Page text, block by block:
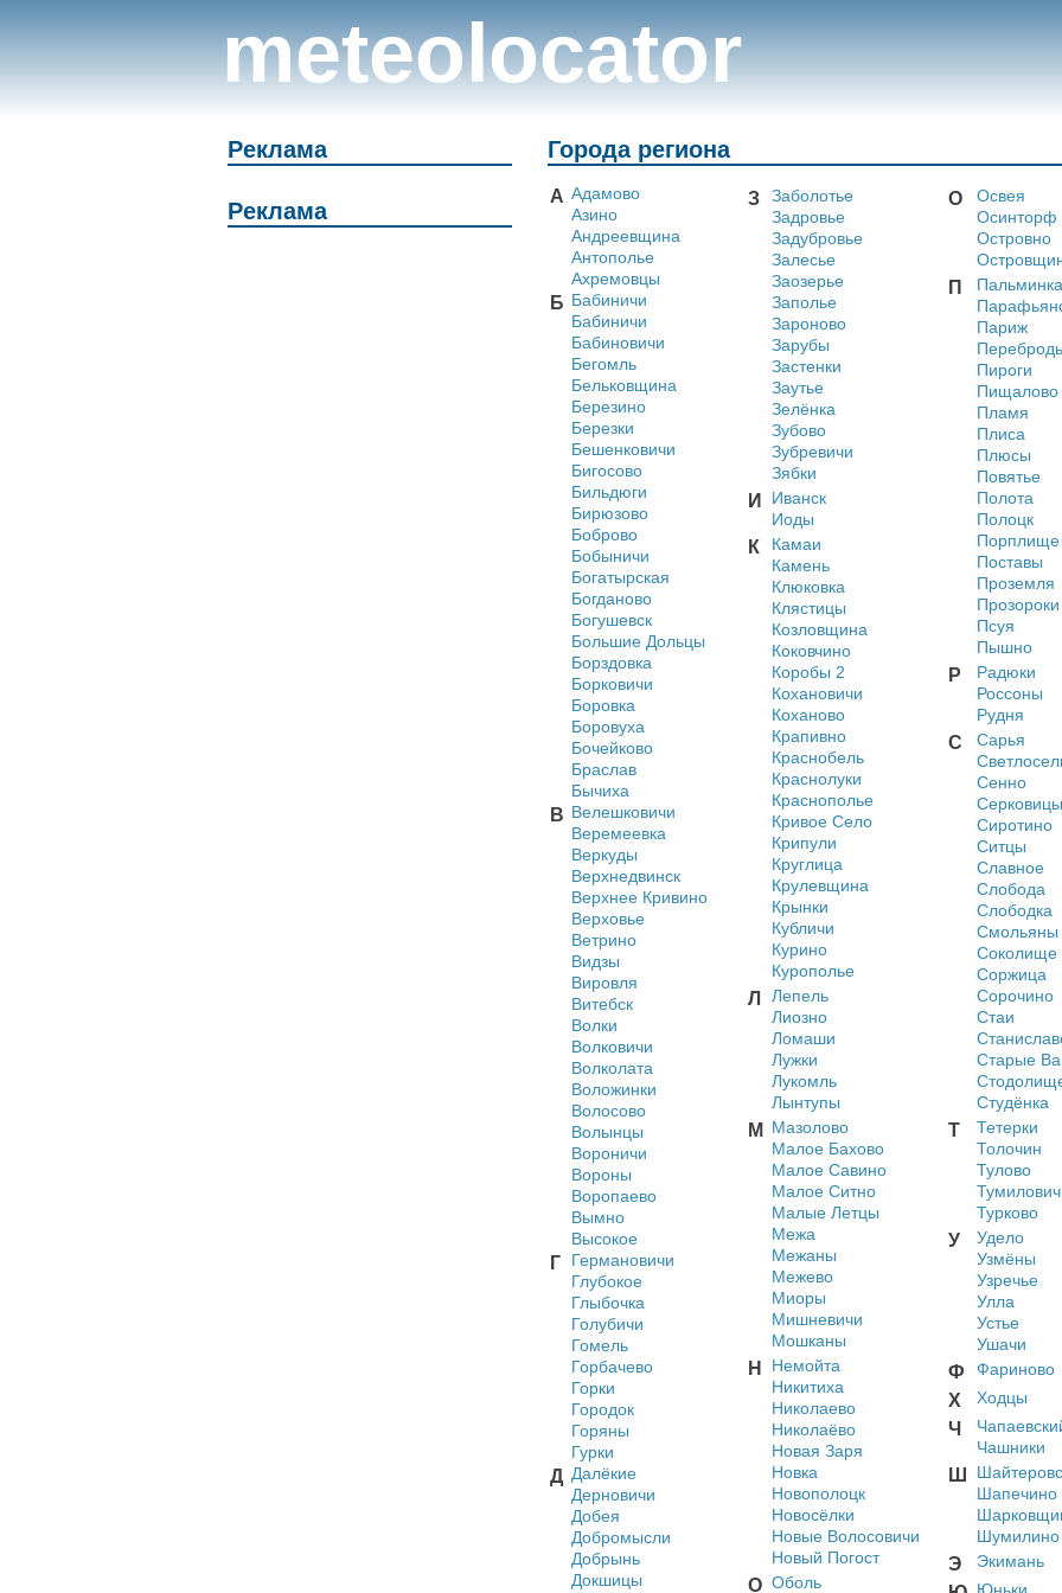
meteolocator
Реклама
Реклама
Города региона
А Адамово
Азино
Андреевщина
Антополье
Ахремовцы
Б Бабиничи
Бабиничи
Бабиновичи
Бегомль
Бельковщина
Березино
Березки
Бешенковичи
Бигосово
Бильдюги
Бирюзово
Боброво
Бобыничи
Богатырская
Богданово
Богушевск
Большие Дольцы
Борздовка
Борковичи
Боровка
Боровуха
Бочейково
Браслав
Бычиха
В Велешковичи
Веремеевка
Веркуды
Верхнедвинск
Верхнее Кривино
Верховье
Ветрино
Видзы
Вировля
Витебск
Волки
Волковичи
Волколата
Воложинки
Волосово
Волынцы
Вороничи
Вороны
Воропаево
Вымно
Высокое
Г
Германовичи
Глубокое
Глыбочка
Голубичи
Гомель
Горбачево
Горки
Городок
Горяны
Гурки
Д Далёкие
Дерновичи
Добея
Добромысли
Добрынь
Докшицы
З
Заболотье
Задровье
Задубровье
Залесье
Заозерье
Заполье
Зароново
Зарубы
Застенки
Заутье
Зелёнка
Зубово
Зубревичи
Зябки
И
Иванск
Иоды
К
Камаи
Камень
Клюковка
Клястицы
Козловщина
Коковчино
Коробы 2
Кохановичи
Коханово
Крапивно
Краснобель
Краснолуки
Краснополье
Кривое Село
Крипули
Круглица
Крулевщина
Крынки
Кубличи
Курино
Курополье
Л
Лепель
Лиозно
Ломаши
Лужки
Лукомль
Лынтупы
М
Мазолово
Малое Бахово
Малое Савино
Малое Ситно
Малые Летцы
Межа
Межаны
Межево
Миоры
Мишневичи
Мошканы
Н
Немойта
Никитиха
Николаево
Николаёво
Новая Заря
Новка
Новополоцк
Новосёлки
Новые Волосовичи
Новый Погост
О Оболь
О
Освея
Осинторф
Островно
П
Пальминка
Париж
Пироги
Пищалово
Пламя
Плиса
Плюсы
Повятье
Полота
Полоцк
Порплище
Поставы
Проземля
Прозороки
Псуя
Пышно
Р
Радюки
Россоны
Рудня
С
Сарья
Сенно
Серковицы
Сиротино
Ситцы
Славное
Слобода
Слободка
Смольяны
Соколище
Соржица
Сорочино
Стаи
Старые
Студёнка
Т
Тетерки
Толочин
Тулово
Турково
У
Удело
Узмёны
Узречье
Улла
Устье
Ушачи
Ф Фариново
Х Ходцы
Ч
Чашники
Ш
Шапечино
Шумилино
Э Экимань